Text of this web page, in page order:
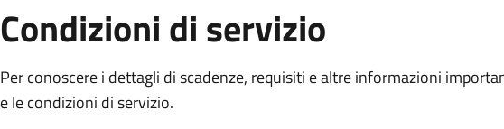
Condizioni di servizio
Per conoscere i dettagli di scadenze, requisiti e altre informazioni
e le condizioni di servizio.